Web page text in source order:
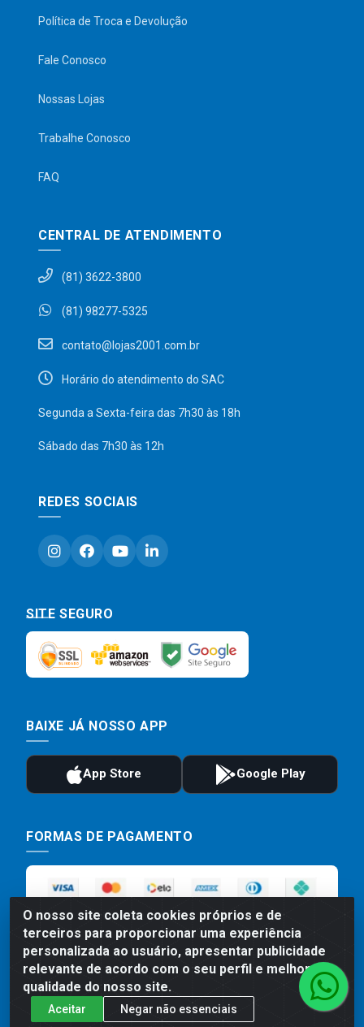
O nosso site coleta cookies próprios e de
terceiros para proporcionar uma experiência
personalizada ao usuário, apresentar publicidade
relevante de acordo com o seu perfil e melhorar a
qualidade do nosso site.
Aceitar Negar não essenciais
Política de Troca e Devolução
Fale Conosco
Nossas Lojas
Trabalhe Conosco
FAQ
CENTRAL DE ATENDIMENTO
(81) 3622-3800
(81) 98277-5325
contato@lojas2001.com.br
Horário do atendimento do SAC
Segunda a Sexta-feira das 7h30 às 18h
Sábado das 7h30 às 12h
REDES SOCIAIS
SITE SEGURO
BAIXE JÁ NOSSO APP
FORMAS DE PAGAMENTO
Preços, promoções, condições de pagamento e frete são válidos
para compras realizadas exclusivamente pelo site. Caso haja